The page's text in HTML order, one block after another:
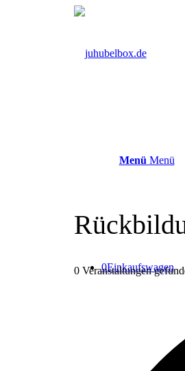
Menü Menü
0Einkaufswagen
0 Veranstaltungen